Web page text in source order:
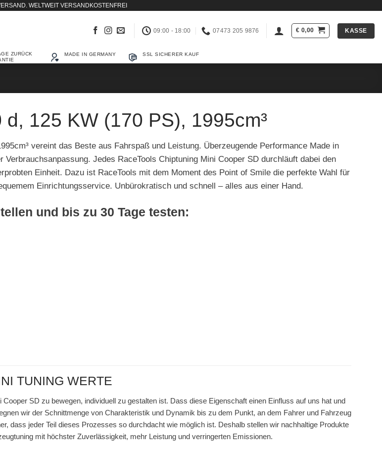
WELTWEIT VERSANDKOSTENFREI
09:00 - 18:00 07473 205 9876 € 0,00 KASSE
ZURÜCK
MADE IN GERMANY SSL SICHERER KAUF
125 KW (170 PS), 1995cm³
vereint das Beste aus Fahrspaß und Leistung. Überzeugende Performance Made in
Jedes RaceTools Chiptuning Mini Cooper SD durchläuft dabei den
Einheit. Dazu ist RaceTools mit dem Moment des Point of Smile die perfekte Wahl für
Einrichtungsservice. Unbürokratisch und schnell – alles aus einer Hand.
und bis zu 30 Tage testen:
TUNING WERTE
SD zu bewegen, individuell zu gestalten ist. Dass diese Eigenschaft einen Einfluss auf uns hat und
wir der Schnittmenge von Charakteristik und Dynamik bis zu dem Punkt, an dem Fahrer und Fahrzeug
dass jeder Teil dieses Prozesses so durchdacht wie möglich ist. Deshalb stellen wir nachhaltige Produkte
mit höchster Zuverlässigkeit, mehr Leistung und verringerten Emissionen.